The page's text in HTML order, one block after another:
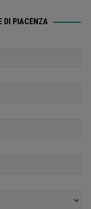
DI PIACENZA